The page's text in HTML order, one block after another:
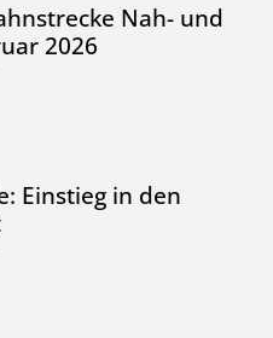
Nah- und
2026
Nah- und Fernverkehr ab
Einstieg in den
in den